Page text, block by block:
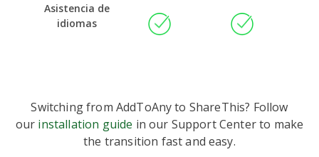
Asistencia de
idiomas
Switching from AddToAny to ShareThis? Follow
our installation guide in our Support Center to make
the transition fast and easy.